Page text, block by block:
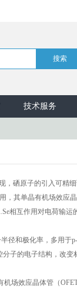
技术服务
，硒原子的引入可精
，其单晶有机场效应
相互作用对电荷输运
径和极化率，多用于
子的电子结构，改
场效应晶体管（